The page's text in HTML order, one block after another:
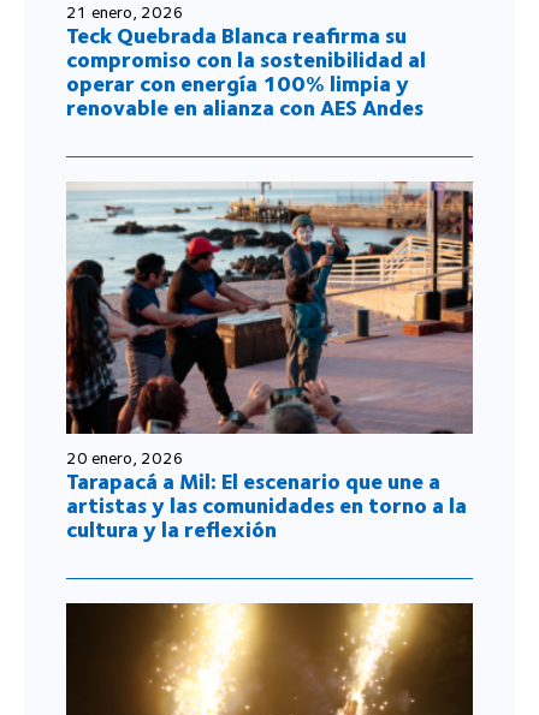
21 enero, 2026
Teck Quebrada Blanca reafirma su
compromiso con la sostenibilidad al
operar con energía 100% limpia y
renovable en alianza con AES Andes
20 enero, 2026
Tarapacá a Mil: El escenario que une a
artistas y las comunidades en torno a la
cultura y la reflexión